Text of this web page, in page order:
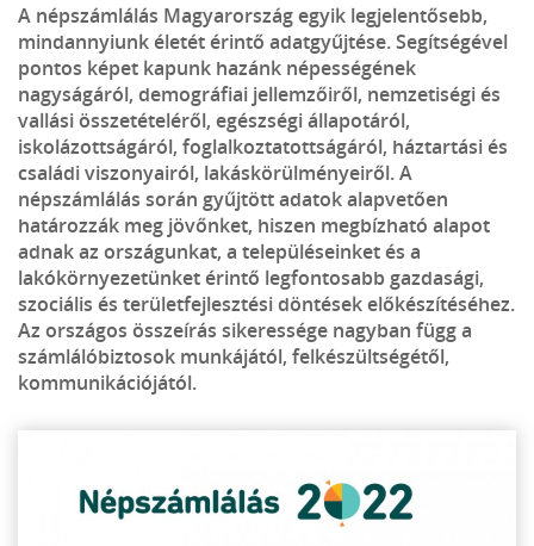
A népszámlálás Magyarország egyik legjelentősebb,
mindannyiunk életét érintő adatgyűjtése. Segítségével
pontos képet kapunk hazánk népességének
nagyságáról, demográfiai jellemzőiről, nemzetiségi és
vallási összetételéről, egészségi állapotáról,
iskolázottságáról, foglalkoztatottságáról, háztartási és
családi viszonyairól, lakáskörülményeiről. A
népszámlálás során gyűjtött adatok alapvetően
határozzák meg jövőnket, hiszen megbízható alapot
adnak az országunkat, a településeinket és a
lakókörnyezetünket érintő legfontosabb gazdasági,
szociális és területfejlesztési döntések előkészítéséhez.
Az országos összeírás sikeressége nagyban függ a
számlálóbiztosok munkájától, felkészültségétől,
kommunikációjától.